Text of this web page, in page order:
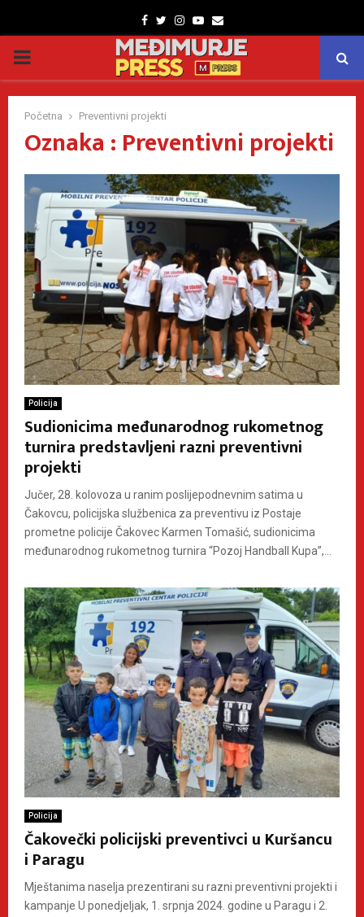
Facebook
TwitterInstagram
Youtube
Email
PRIMARY
MENU
Početna Preventivni projekti
Oznaka : Preventivni projekti
Policija
Sudionicima međunarodnog rukometnog
turnira predstavljeni razni preventivni
projekti
Jučer, 28. kolovoza u ranim poslijepodnevnim satima u
Čakovcu, policijska službenica za preventivu iz Postaje
prometne policije Čakovec Karmen Tomašić, sudionicima
međunarodnog rukometnog turnira “Pozoj Handball Kupa”,...
Policija
Čakovečki policijski preventivci u Kuršancu
i Paragu
Mještanima naselja prezentirani su razni preventivni projekti i
kampanje U ponedjeljak, 1. srpnja 2024. godine u Paragu i 2.